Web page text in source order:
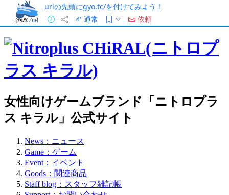
urlの先頭にgyo.tc/を付けてみよう！
通常
依頼